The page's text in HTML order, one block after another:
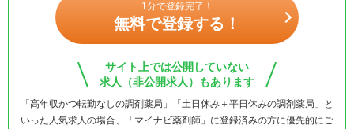
1分で登録完了！
無料で登録する！
サイト上では公開していない
求人（非公開求人）もあります
「高年収かつ転勤なしの調剤薬局」「土日休み＋平日休みの調剤薬局」と
いった人気求人の場合、「マイナビ薬剤師」に登録済みの方に優先的にご